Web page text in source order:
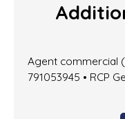
Agent commercial
791053945 • RCP